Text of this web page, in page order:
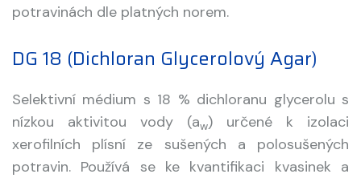
potravinách dle platných norem.
DG 18 (Dichloran Glycerolový Agar)
Selektivní médium s 18 % dichloranu glycerolu s
nízkou aktivitou vody (aw) určené k izolaci
xerofilních plísní ze sušených a polosušených
potravin. Používá se ke kvantifikaci kvasinek a